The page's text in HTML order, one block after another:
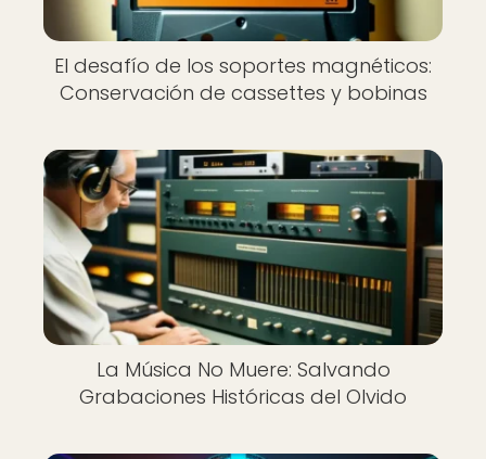
El desafío de los soportes magnéticos:
Conservación de cassettes y bobinas
La Música No Muere: Salvando
Grabaciones Históricas del Olvido